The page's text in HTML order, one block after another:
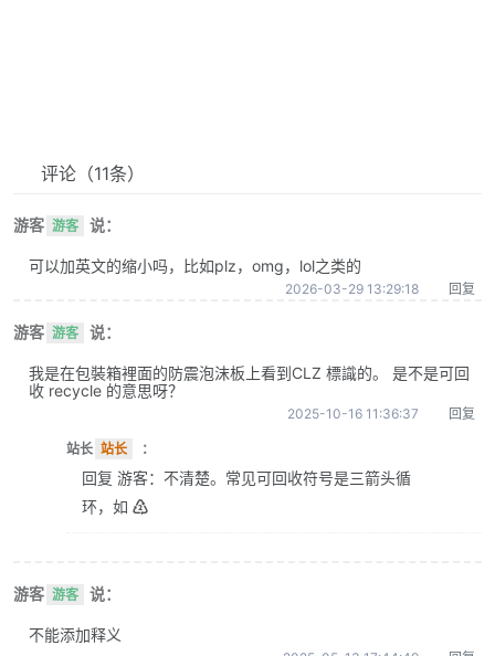
评论 （11条）
游客 游客 说：
可以加英文的缩小吗，比如plz，omg，lol之类的
2026-03-29 13:29:18 回复
游客 游客 说：
我是在包裝箱裡面的防震泡沫板上看到CLZ 標識的。 是不是可回
收 recycle 的意思呀？
2025-10-16 11:36:37 回复
站长 站长 ：
回复 游客：不清楚。常见可回收符号是三箭头循
环，如 ♴
游客 游客 说：
不能添加释义